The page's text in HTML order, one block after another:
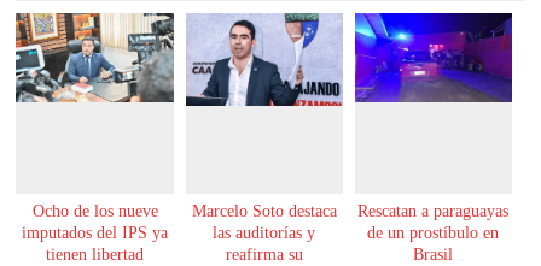
Ocho de los nueve
imputados del IPS ya
tienen libertad
Marcelo Soto destaca
las auditorías y
reafirma su
Rescatan a paraguayas
de un prostíbulo en
Brasil